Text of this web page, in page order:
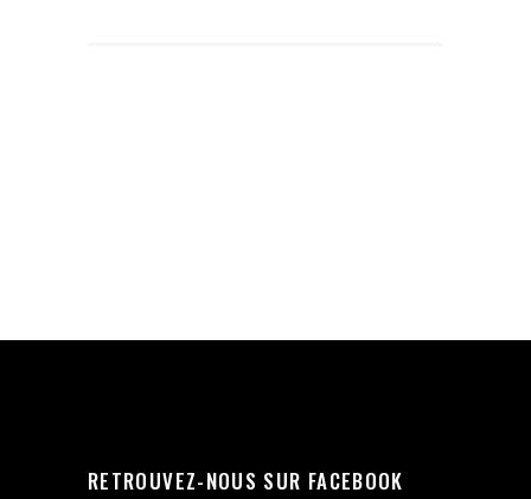
RETROUVEZ-NOUS SUR FACEBOOK